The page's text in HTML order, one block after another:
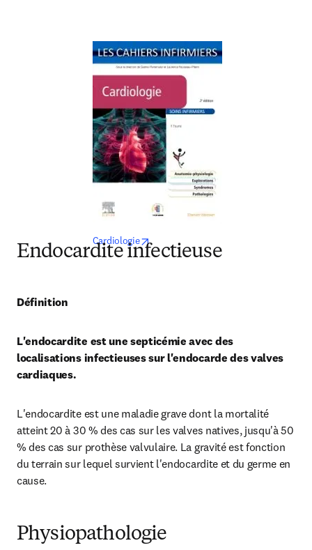
Cardiologie opens in new tab/window
Endocardite infectieuse
Définition
L'endocardite est une septicémie avec des
localisations infectieuses sur l'endocarde des valves
cardiaques.
L'endocardite est une maladie grave dont la mortalité
atteint 20 à 30 % des cas sur les valves natives, jusqu'à 50
% des cas sur prothèse valvulaire. La gravité est fonction
du terrain sur lequel survient l'endocardite et du germe en
cause.
Physiopathologie